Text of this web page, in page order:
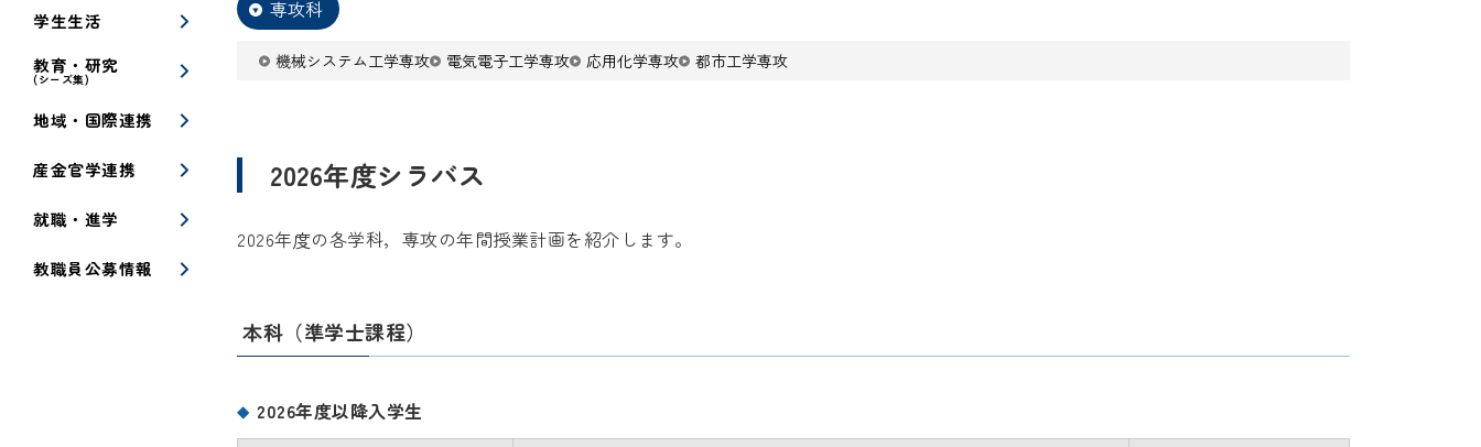
学生生活
教育・研究
(シーズ集)
地域・国際連携
産金官学連携
就職・進学
教職員公募情報
専攻科
機械システム工学専攻 電気電子工学専攻 応用化学専攻 都市工学専攻
2026年度シラバス
2026年度の各学科，専攻の年間授業計画を紹介します。
本科（準学士課程）
2026年度以降入学生